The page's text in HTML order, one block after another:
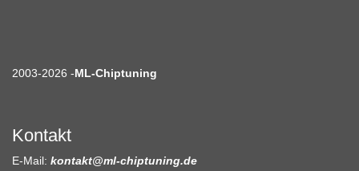
2003-2026 -ML-Chiptuning
Kontakt
E-Mail: kontakt@ml-chiptuning.de